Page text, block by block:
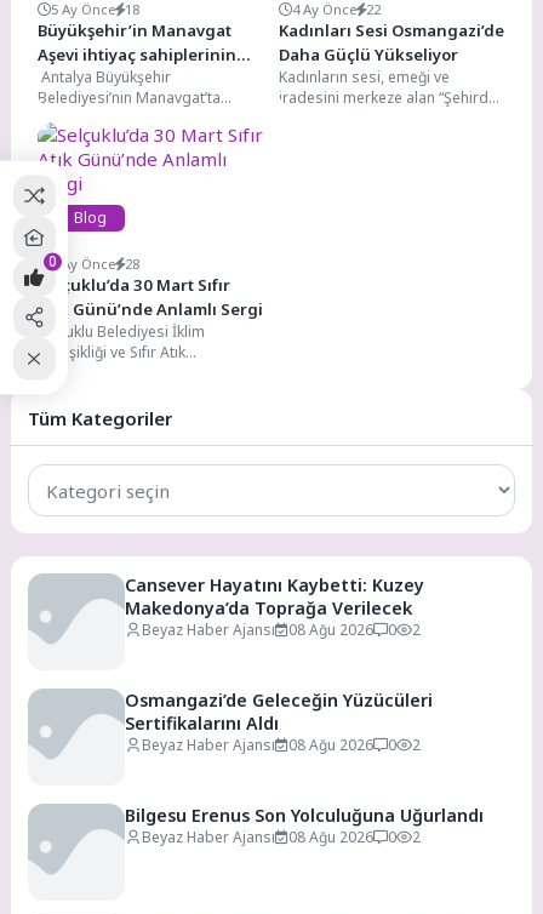
5 Ay Önce 18
Büyükşehir’in Manavgat
Aşevi ihtiyaç sahiplerinin
yanında
Antalya Büyükşehir
Belediyesi’nin Manavgat’ta
hizmet veren aşevi, ihtiyaç sahibi
vatandaşları her gün üç çeşit
sıcak...
4 Ay Önce 22
Kadınları Sesi Osmangazi’de
Daha Güçlü Yükseliyor
Kadınların sesi, emeği ve
iradesini merkeze alan “Şehirde
Blog
4 Ay Önce 28
Selçuklu’da 30 Mart Sıfır
Atık Günü’nde Anlamlı Sergi
Selçuklu Belediyesi İklim
Değişikliği ve Sıfır Atık
Tasarım Fakültesi...
Tüm Kategoriler
Tüm
Kategoriler
Cansever Hayatını Kaybetti: Kuzey
Makedonya’da Toprağa Verilecek
Beyaz Haber Ajansı 08 Ağu 2026 0 2
Osmangazi’de Geleceğin Yüzücüleri
Sertifikalarını Aldı
Beyaz Haber Ajansı 08 Ağu 2026 0 2
Bilgesu Erenus Son Yolculuğuna Uğurlandı
Beyaz Haber Ajansı 08 Ağu 2026 0 2
0